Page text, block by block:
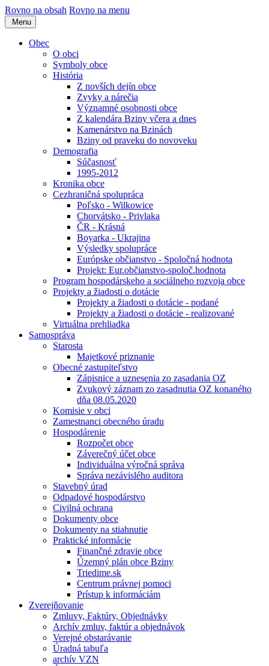
Rovno na obsah Rovno na menu
Menu
Obec
O obci
Symboly obce
História
Z novších dejín obce
Zvyky a nárečia
Významné osobnosti obce
Z kalendára Bziny včera a dnes
Kamenárstvo na Bzinách
Bziny od praveku do novoveku
Demografia
Súčasnosť
1995-2012
Kronika obce
Cezhraničná spolupráca
Poľsko - Wilkowice
Chorvátsko - Privlaka
ČR - Krásná
Boyarka - Ukrajina
Výsledky spolupráce
Európske občianstvo - Spoločná hodnota
Projekt: Eur.občianstvo-spoloč.hodnota
Program hospodárskeho a sociálneho rozvoja obce
Projekty a žiadosti o dotácie
Projekty a žiadosti o dotácie - podané
Projekty a žiadosti o dotácie - realizované
Virtuálna prehliadka
Samospráva
Starosta
Majetkové priznanie
Obecné zastupiteľstvo
Zápisnice a uznesenia zo zasadania OZ
Zvukový záznam zo zasadnutia OZ konaného
dňa 08.05.2020
Komisie v obci
Zamestnanci obecného úradu
Hospodárenie
Rozpočet obce
Záverečný účet obce
Individuálna výročná správa
Správa nezávislého auditora
Stavebný úrad
Odpadové hospodárstvo
Civilná ochrana
Dokumenty obce
Dokumenty na stiahnutie
Praktické informácie
Finančné zdravie obce
Územný plán obce Bziny
Triedime.sk
Centrum právnej pomoci
Prístup k informáciám
Zverejňovanie
Zmluvy, Faktúry, Objednávky
Archív zmluv, faktúr a objednávok
Verejné obstarávanie
Úradná tabuľa
archív VZN